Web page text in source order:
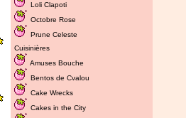
Loli Clapoti
Octobre Rose
Prune Celeste
Cuisinières
Amuses Bouche
Bentos de Cvalou
Cake Wrecks
Cakes in the City